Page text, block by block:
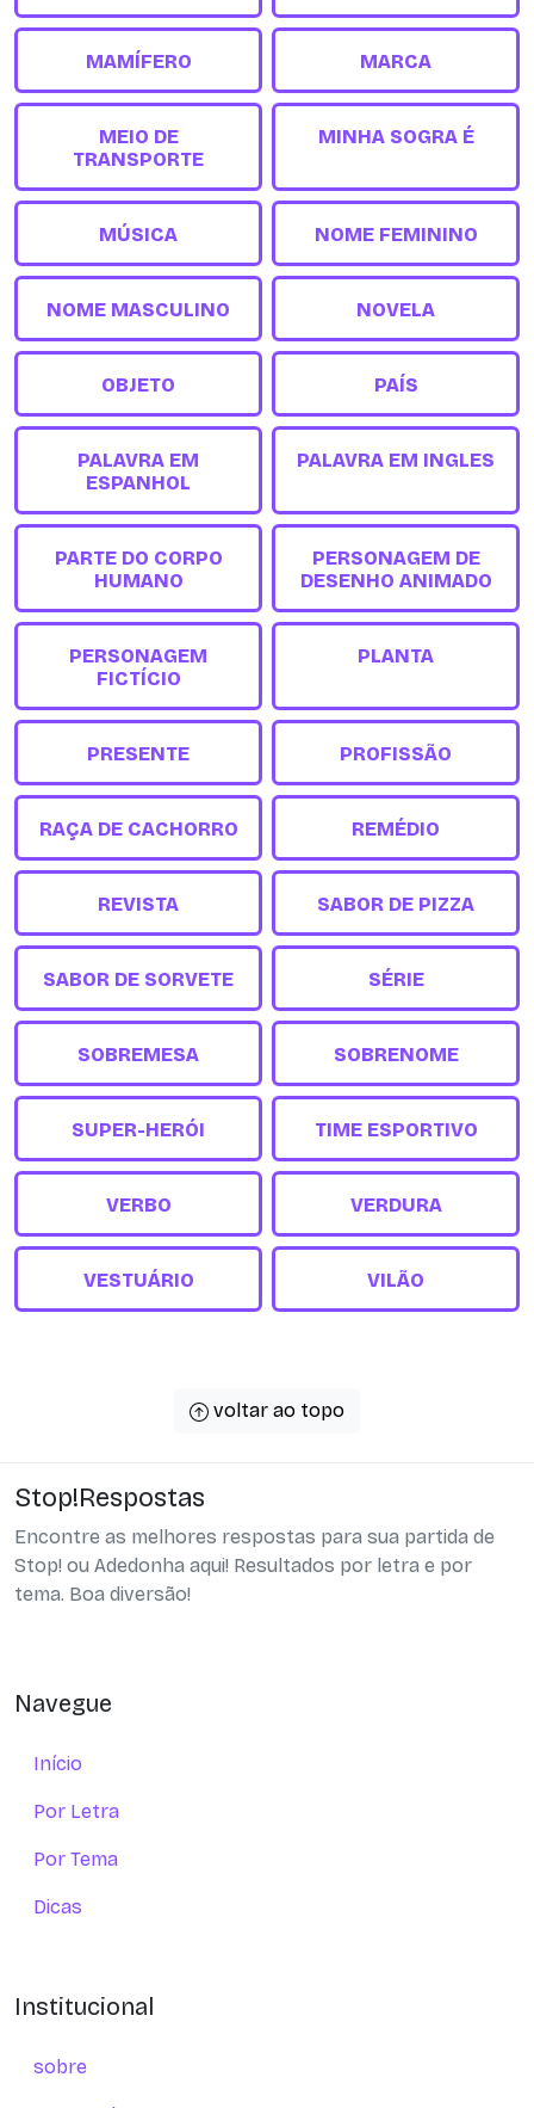
MAMÍFERO MARCA
MEIO DE
TRANSPORTE
MINHA SOGRA É
MÚSICA NOME FEMININO
NOME MASCULINO NOVELA
OBJETO PAÍS
PALAVRA EM
ESPANHOL
PALAVRA EM INGLES
PARTE DO CORPO
HUMANO
PERSONAGEM DE
DESENHO ANIMADO
PERSONAGEM
FICTÍCIO
PLANTA
PRESENTE PROFISSÃO
RAÇA DE CACHORRO REMÉDIO
REVISTA SABOR DE PIZZA
SABOR DE SORVETE SÉRIE
SOBREMESA SOBRENOME
SUPER-HERÓI TIME ESPORTIVO
VERBO VERDURA
VESTUÁRIO VILÃO
voltar ao topo
Stop!Respostas
Encontre as melhores respostas para sua partida de
Stop! ou Adedonha aqui! Resultados por letra e por
tema. Boa diversão!
Navegue
Início
Por Letra
Por Tema
Dicas
Institucional
sobre